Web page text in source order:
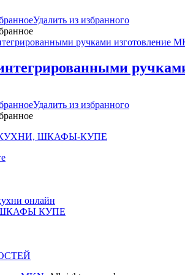
Удалить из избранного
Удалить из избранного
онлайн
ШКАФЫ КУПЕ